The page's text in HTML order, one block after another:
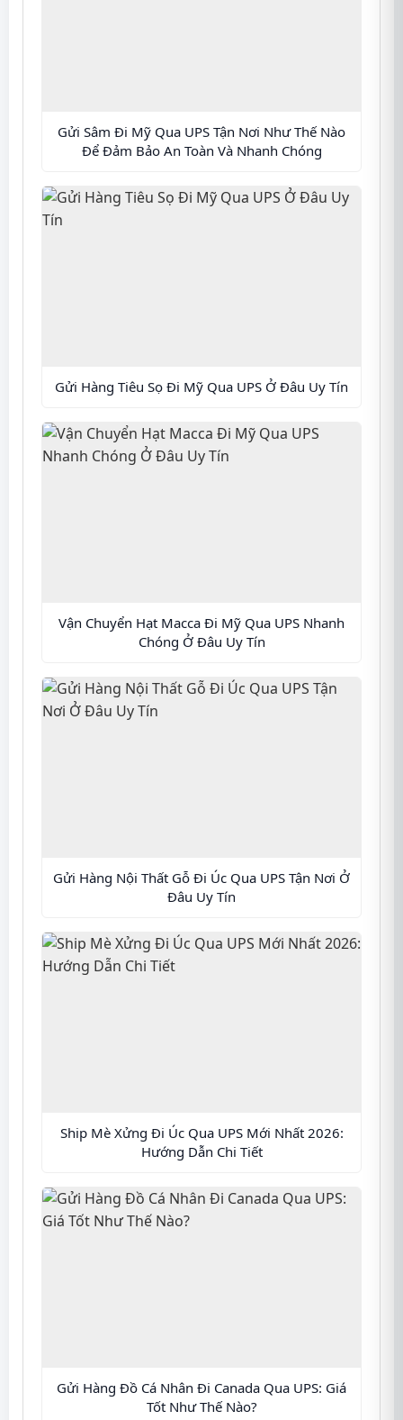
Gửi Sâm Đi Mỹ Qua UPS Tận Nơi Như Thế Nào
Để Đảm Bảo An Toàn Và Nhanh Chóng
Gửi Hàng Tiêu Sọ Đi Mỹ Qua UPS Ở Đâu Uy Tín
Vận Chuyển Hạt Macca Đi Mỹ Qua UPS Nhanh
Chóng Ở Đâu Uy Tín
Gửi Hàng Nội Thất Gỗ Đi Úc Qua UPS Tận Nơi Ở
Đâu Uy Tín
Ship Mè Xửng Đi Úc Qua UPS Mới Nhất 2026:
Hướng Dẫn Chi Tiết
Gửi Hàng Đồ Cá Nhân Đi Canada Qua UPS: Giá
Tốt Như Thế Nào?